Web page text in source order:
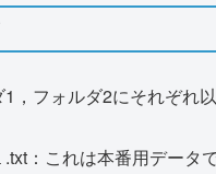
，フォルダ2にそれぞれ
.txt：これは本番用データで